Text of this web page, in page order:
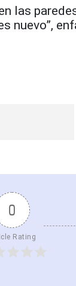
las
nuevo”,
0
Rating